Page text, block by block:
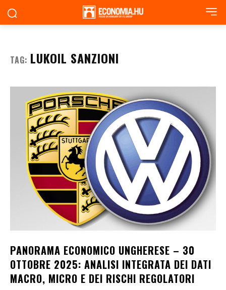
TAG: LUKOIL SANZIONI
PANORAMA ECONOMICO UNGHERESE – 30
OTTOBRE 2025: ANALISI INTEGRATA DEI DATI
MACRO, MICRO E DEI RISCHI REGOLATORI